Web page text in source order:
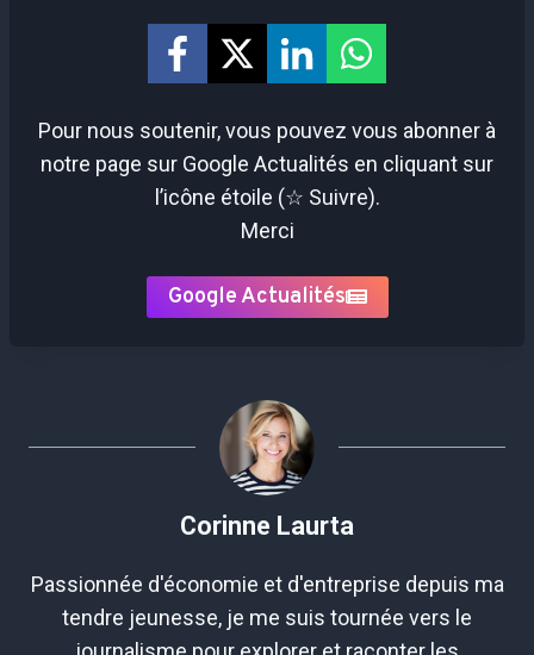
Pour nous soutenir, vous pouvez vous abonner à
notre page sur Google Actualités en cliquant sur
l’icône étoile (☆ Suivre).
Merci
Google Actualités
Corinne Laurta
Passionnée d'économie et d'entreprise depuis ma
tendre jeunesse, je me suis tournée vers le